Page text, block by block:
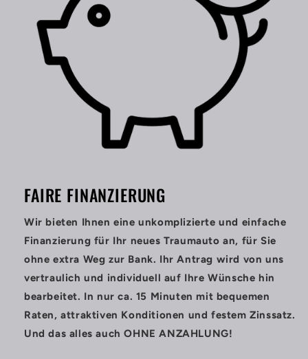
FAIRE FINANZIERUNG
Wir bieten Ihnen eine unkomplizierte und einfache
Finanzierung für Ihr neues Traumauto an, für Sie
ohne extra Weg zur Bank. Ihr Antrag wird von uns
vertraulich und individuell auf Ihre Wünsche hin
bearbeitet. In nur ca. 15 Minuten mit bequemen
Raten, attraktiven Konditionen und festem Zinssatz.
Und das alles auch OHNE ANZAHLUNG!